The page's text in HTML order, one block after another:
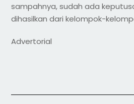
sampahnya, sudah ada
dihasilkan dari kelompok-
Advertorial